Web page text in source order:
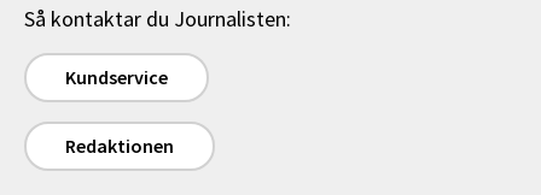
Så kontaktar du Journalisten:
Kundservice
Redaktionen